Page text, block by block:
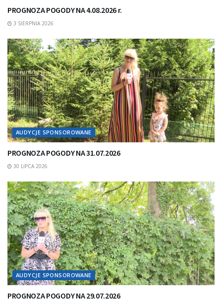
PROGNOZA POGODY NA 4.08.2026 r.
3 SIERPNIA 2026
AUDYCJE SPONSOROWANE
PROGNOZA POGODY NA 31.07.2026
30 LIPCA 2026
AUDYCJE SPONSOROWANE
PROGNOZA POGODY NA 29.07.2026